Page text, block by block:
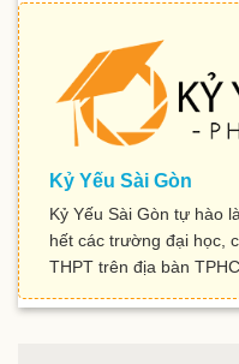
Kỷ Yếu Sài Gòn
Kỷ Yếu Sài Gòn tự hào
hết các trường đại học,
THPT trên địa bàn